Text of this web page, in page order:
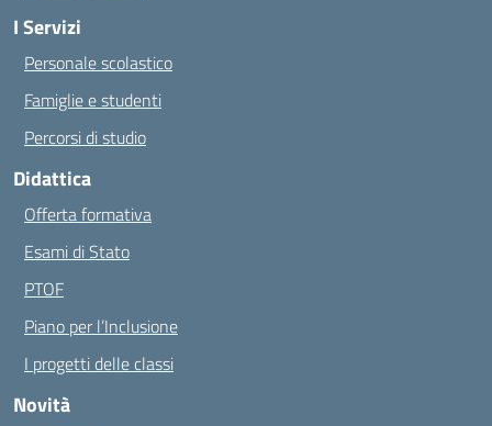
I Servizi
Personale scolastico
Famiglie e studenti
Percorsi di studio
Didattica
Offerta formativa
Esami di Stato
PTOF
Piano per l’Inclusione
I progetti delle classi
Novità